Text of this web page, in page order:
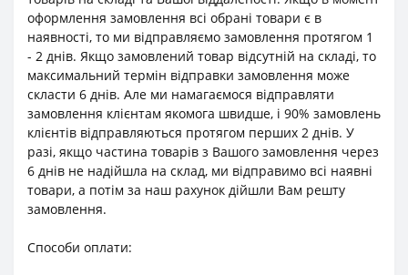
оформлення замовлення всі обрані товари є в
наявності, то ми відправляємо замовлення протягом 1
- 2 днів. Якщо замовлений товар відсутній на складі, то
максимальний термін відправки замовлення може
скласти 6 днів. Але ми намагаємося відправляти
замовлення клієнтам якомога швидше, і 90% замовлень
клієнтів відправляються протягом перших 2 днів. У
разі, якщо частина товарів з Вашого замовлення через
6 днів не надійшла на склад, ми відправимо всі наявні
товари, а потім за наш рахунок дійшли Вам решту
замовлення.
Способи оплати: